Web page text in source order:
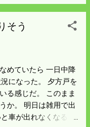
属を触ると 軍手がく
ボンネットを開けて
㎝くらいでびっくり
かった。 ただ真冬に
なって雪をかき分け
った。 トラクターは
がバッテリーは 交換
そう
めていたら 一日中降
になった。 夕方戸を
る感じだ。 このまま
か。 明日は雑用で出
車が出れなくなる。